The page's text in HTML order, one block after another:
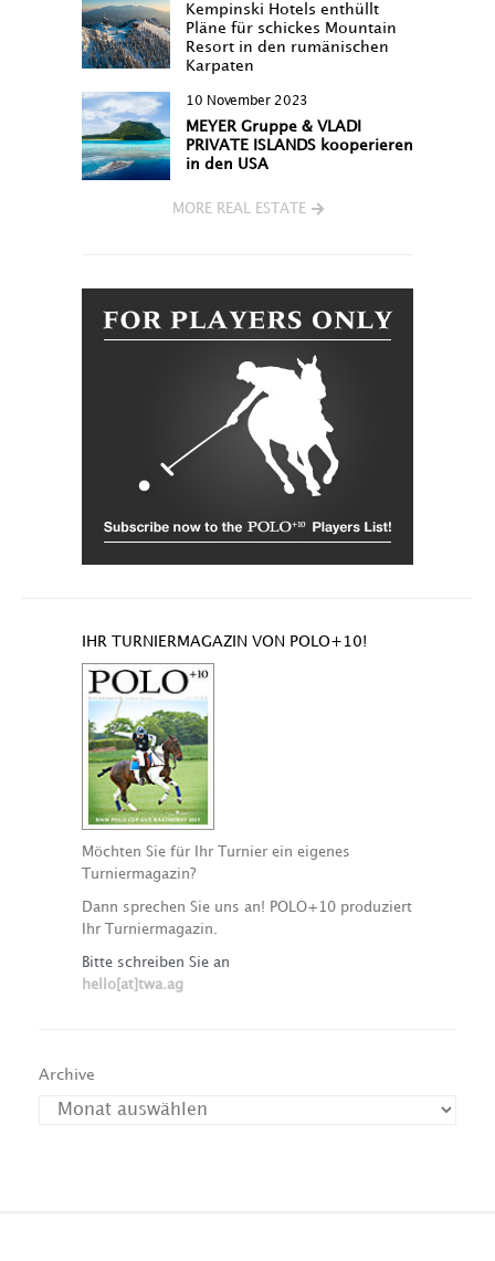
Kempinski Hotels enthüllt
Pläne für schickes Mountain
Resort in den rumänischen
Karpaten
10 November 2023
MEYER Gruppe & VLADI
PRIVATE ISLANDS kooperieren
in den USA
MORE REAL ESTATE
IHR TURNIERMAGAZIN VON POLO+10!
Möchten Sie für Ihr Turnier ein eigenes
Turniermagazin?
Dann sprechen Sie uns an! POLO+10 produziert
Ihr Turniermagazin.
Bitte schreiben Sie an
hello[at]twa.ag
Archive